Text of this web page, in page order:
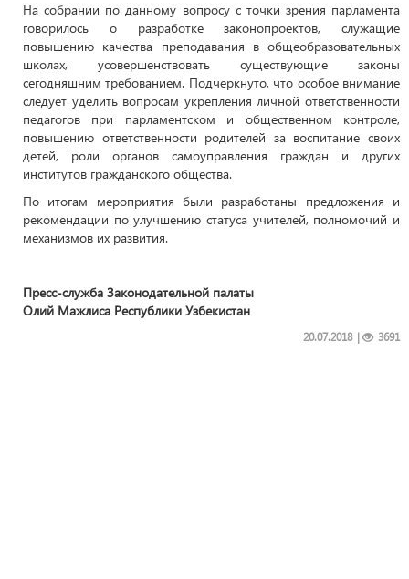
На собрании по данному вопросу с точки зрения парламента
говорилось о разработке законопроектов, служащие
повышению качества преподавания в общеобразовательных
школах, усовершенствовать существующие законы
сегодняшним требованием. Подчеркнуто, что особое внимание
следует уделить вопросам укрепления личной ответственности
педагогов при парламентском и общественном контроле,
повышению ответственности родителей за воспитание своих
детей, роли органов самоуправления граждан и других
институтов гражданского общества.
По итогам мероприятия были разработаны предложения и
рекомендации по улучшению статуса учителей, полномочий и
механизмов их развития.
Пресс-служба Законодательной палаты
Олий Мажлиса Республики Узбекистан
| 3691
20.07.2018